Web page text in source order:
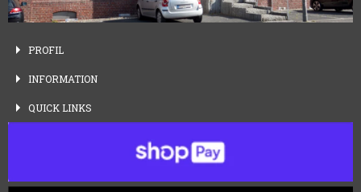
PROFIL
INFORMATION
QUICK LINKS